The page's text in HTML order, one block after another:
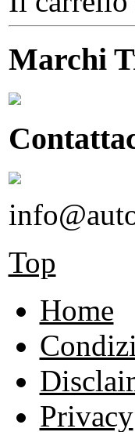
Marchi
Top
Home
Privacy